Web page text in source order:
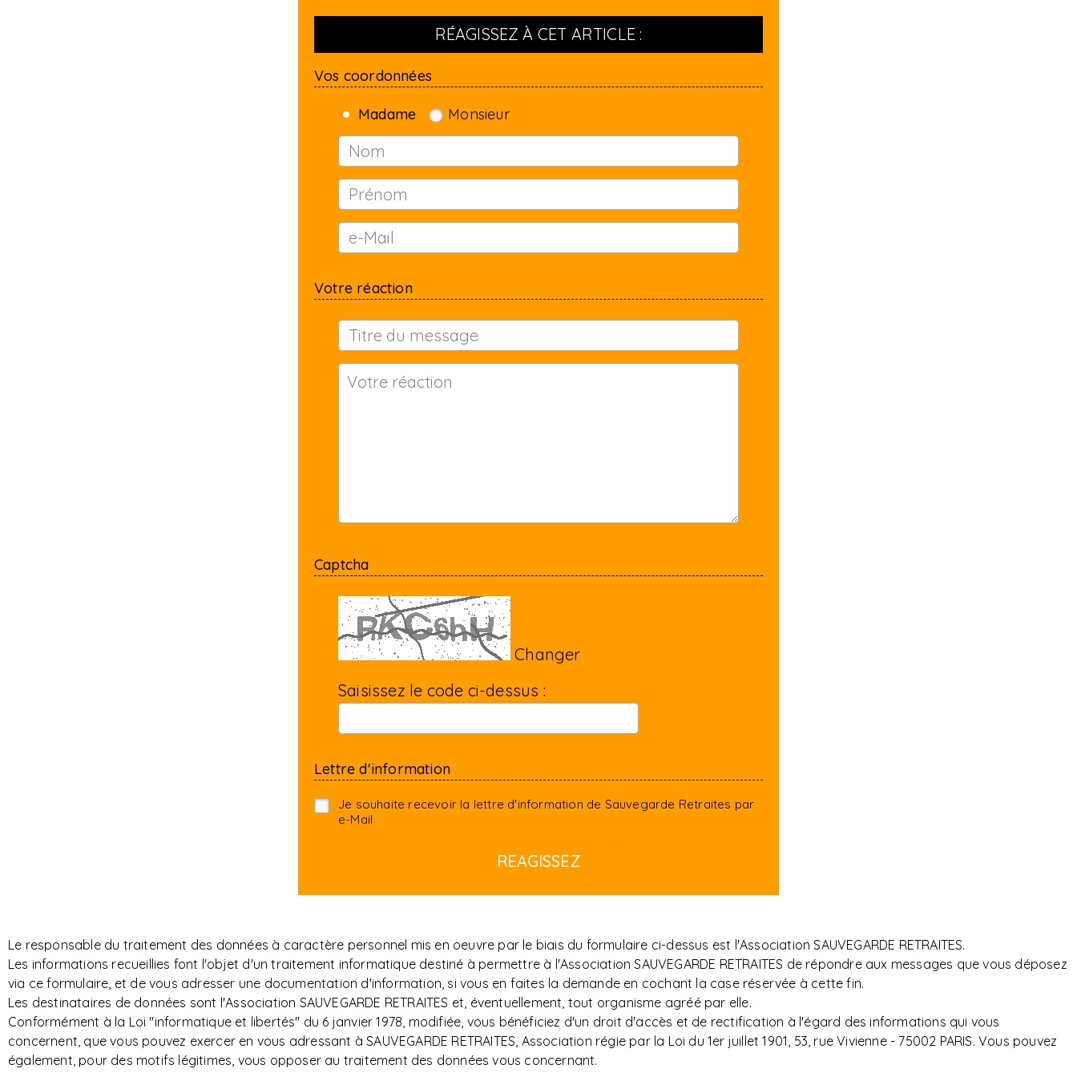
RÉAGISSEZ À CET ARTICLE :
Vos coordonnées
Madame Monsieur
Votre réaction
Captcha
Changer
Saisissez le code ci-dessus :
Lettre d'information
Je souhaite recevoir la lettre d'information de Sauvegarde Retraites par
e-Mail
Le responsable du traitement des données à caractère personnel mis en oeuvre par le biais du formulaire ci-dessus est l'Association SAUVEGARDE RETRAITES.
Les informations recueillies font l'objet d'un traitement informatique destiné à permettre à l'Association SAUVEGARDE RETRAITES de répondre aux messages que vous déposez
via ce formulaire, et de vous adresser une documentation d'information, si vous en faites la demande en cochant la case réservée à cette fin.
Les destinataires de données sont l'Association SAUVEGARDE RETRAITES et, éventuellement, tout organisme agréé par elle.
Conformément à la Loi "informatique et libertés" du 6 janvier 1978, modifiée, vous bénéficiez d'un droit d'accès et de rectification à l'égard des informations qui vous
concernent, que vous pouvez exercer en vous adressant à SAUVEGARDE RETRAITES, Association régie par la Loi du 1er juillet 1901, 53, rue Vivienne - 75002 PARIS. Vous pouvez
également, pour des motifs légitimes, vous opposer au traitement des données vous concernant.